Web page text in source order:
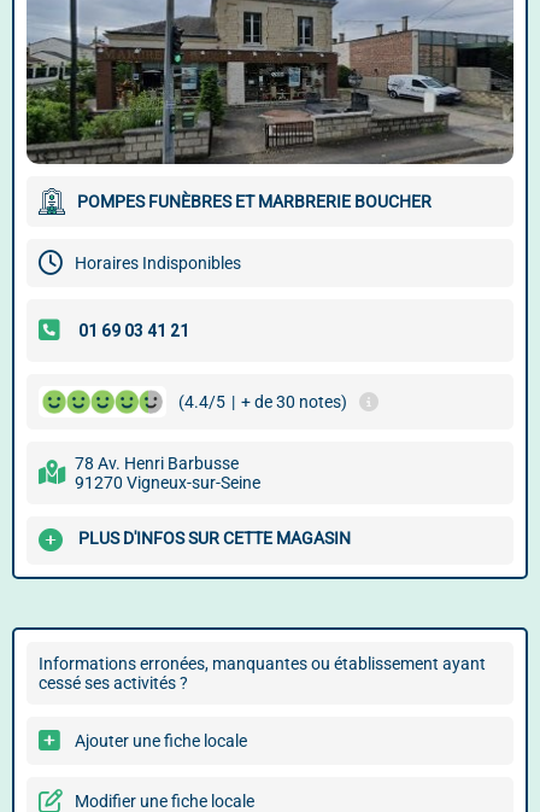
POMPES FUNÈBRES ET MARBRERIE BOUCHER
Horaires Indisponibles
(4.4/5 | + de 30 notes)
78 Av. Henri Barbusse
91270 Vigneux-sur-Seine
PLUS D'INFOS SUR CETTE MAGASIN
Informations erronées, manquantes ou établissement ayant
cessé ses activités ?
Ajouter une fiche locale
Modifier une fiche locale